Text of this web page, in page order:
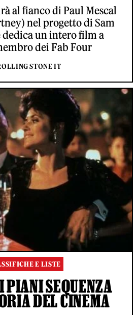
al fianco di Paul Mescal
nel progetto di Sam
dedica un intero film a
dei Fab Four
STONE IT
E LISTE
SEQUENZA
DEL CINEMA